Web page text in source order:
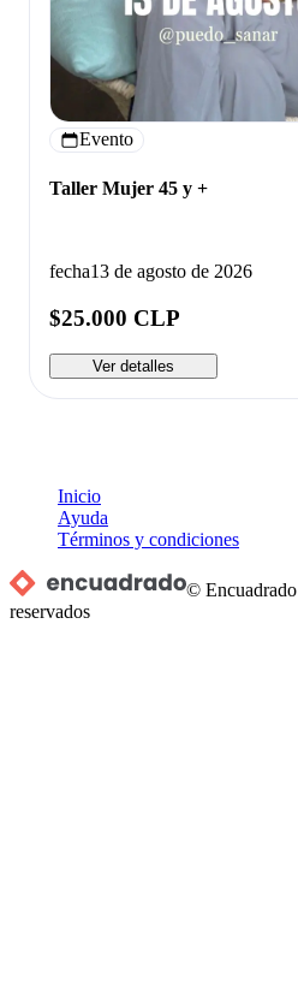
Evento
Taller Mujer 45 y +
fecha13 de agosto de 2026
$25.000 CLP
Ver detalles
Inicio
Ayuda
Términos y condiciones
© Encuadrado
reservados